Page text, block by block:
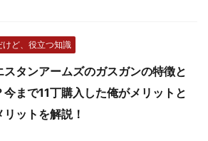
けど、役立つ知識
スタンアームズのガスガンの特徴と
今まで11丁購入した俺がメリットと
リットを解説！